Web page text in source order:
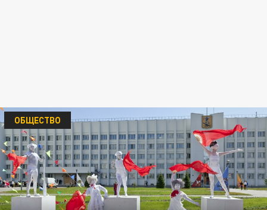
ОБЩЕСТВО